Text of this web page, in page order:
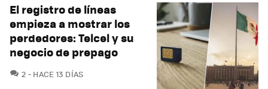
El registro de líneas
empieza a mostrar los
perdedores: Telcel y su
negocio de prepago
2 COMENTARIOS
HACE 13 DÍAS